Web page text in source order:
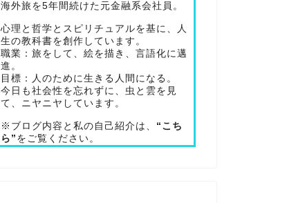
海外旅を5年間続けた元金融系会社員。
心理と哲学とスピリチュアルを基に、人
生の教科書を創作しています。
職業：旅をして、絵を描き、言語化に邁
進。
目標：人のために生きる人間になる。
今日も社会性を忘れずに、虫と雲を見
て、ニヤニヤしています。
※ブログ内容と私の自己紹介は、 “こち
ら” をご覧ください。